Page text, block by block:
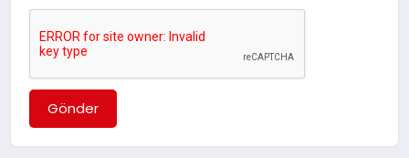
Gönder